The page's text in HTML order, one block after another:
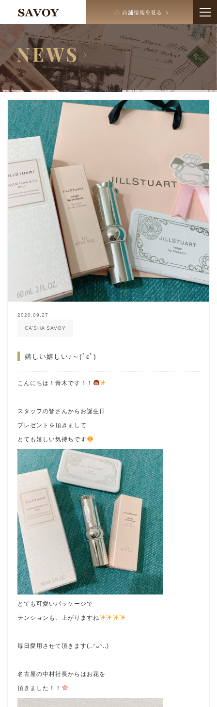
2020.09.27
CA’SHA SAVOY
嬉しい嬉しい♪～(ﾟεﾟ)
こんにちは！青木です！！
スタッフの皆さんからお誕生日
プレゼントを頂きまして
とても嬉しい気持ちです
とても可愛いパッケージで
テンションも、上がりますね
毎日愛用させて頂きます(..◜ᴗ◝..)
名古屋の中村社長からはお花を
頂きました！！